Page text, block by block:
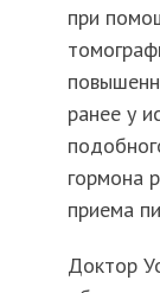
при
ранее у
гормона
приема
Доктор